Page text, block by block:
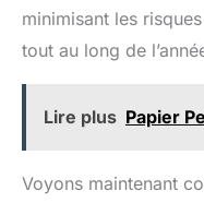
minimisant les
tout au long de
Lire plus Papier
Voyons maintenant